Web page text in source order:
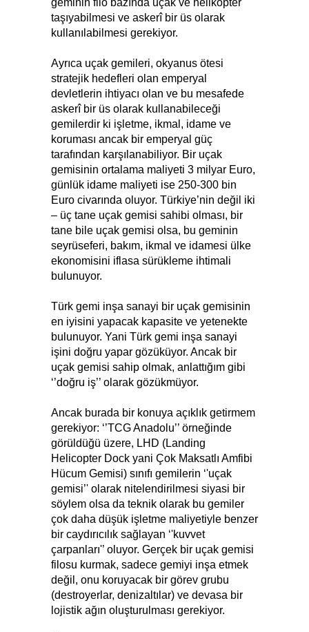
geminin filo bazında uçak ve helikopter
taşıyabilmesi ve askerî bir üs olarak
kullanılabilmesi gerekiyor.
Ayrıca uçak gemileri, okyanus ötesi
stratejik hedefleri olan emperyal
devletlerin ihtiyacı olan ve bu mesafede
askerî bir üs olarak kullanabileceği
gemilerdir ki işletme, ikmal, idame ve
koruması ancak bir emperyal güç
tarafından karşılanabiliyor. Bir uçak
gemisinin ortalama maliyeti 3 milyar Euro,
günlük idame maliyeti ise 250-300 bin
Euro civarında oluyor. Türkiye’nin değil iki
– üç tane uçak gemisi sahibi olması, bir
tane bile uçak gemisi olsa, bu geminin
seyrüseferi, bakım, ikmal ve idamesi ülke
ekonomisini iflasa sürükleme ihtimali
bulunuyor.
Türk gemi inşa sanayi bir uçak gemisinin
en iyisini yapacak kapasite ve yetenekte
bulunuyor. Yani Türk gemi inşa sanayi
işini doğru yapar gözüküyor. Ancak bir
uçak gemisi sahip olmak, anlattığım gibi
‘’doğru iş’’ olarak gözükmüyor.
Ancak burada bir konuya açıklık getirmem
gerekiyor: ‘’TCG Anadolu’’ örneğinde
görüldüğü üzere, LHD (Landing
Helicopter Dock yani Çok Maksatlı Amfibi
Hücum Gemisi) sınıfı gemilerin ‘'uçak
gemisi’' olarak nitelendirilmesi siyasi bir
söylem olsa da teknik olarak bu gemiler
çok daha düşük işletme maliyetiyle benzer
bir caydırıcılık sağlayan ‘'kuvvet
çarpanları'’ oluyor. Gerçek bir uçak gemisi
filosu kurmak, sadece gemiyi inşa etmek
değil, onu koruyacak bir görev grubu
(destroyerlar, denizaltılar) ve devasa bir
lojistik ağın oluşturulması gerekiyor.